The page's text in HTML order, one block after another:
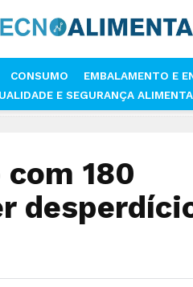
CONSUMO
EMBALAMENTO E
E SEGURANÇA
180 RECEITAS PARA COMBATER
180